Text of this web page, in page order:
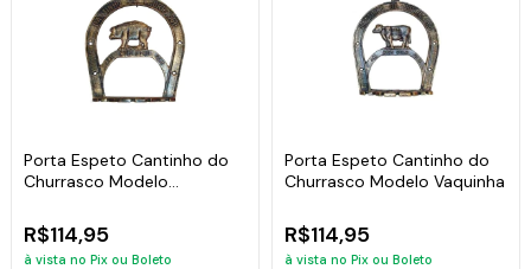
Porta Espeto Cantinho do
Churrasco Modelo
R$114,95
à vista no Pix ou Boleto
Porta Espeto Cantinho do
Churrasco Modelo Vaquinha
R$114,95
à vista no Pix ou Boleto